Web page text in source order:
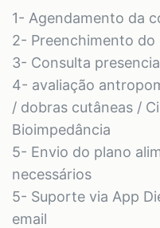
1- Agendamento da
2- Preenchimento
3- Consulta
4- avaliação
/ dobras cutâneas /
Bioimpedância
5- Envio do plano
necessários
5- Suporte via App
email